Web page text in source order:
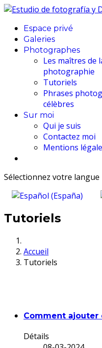
Espace privé
Galeries
Photographes
Les maîtres de
photographie
Tutoriels
Phrases
célèbres
Sur moi
Qui je suis
Contactez moi
Mentions
Sélectionnez votre langue
Tutoriels
Accueil
Tutoriels
Comment
Détails